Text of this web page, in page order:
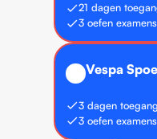
21 dagen
3 oefen examens
Vespa
3 dagen toegang
3 oefen examens